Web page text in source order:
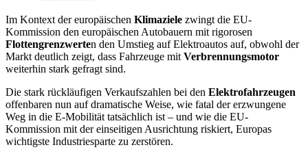
Im Kontext der europäischen Klimaziele zwingt die EU-
Kommission den europäischen Autobauern mit rigorosen
Flottengrenzwerten den Umstieg auf Elektroautos auf, obwohl der
Markt deutlich zeigt, dass Fahrzeuge mit Verbrennungsmotor
weiterhin stark gefragt sind.
Die stark rückläufigen Verkaufszahlen bei den Elektrofahrzeugen
offenbaren nun auf dramatische Weise, wie fatal der erzwungene
Weg in die E-Mobilität tatsächlich ist – und wie die EU-
Kommission mit der einseitigen Ausrichtung riskiert, Europas
wichtigste Industriesparte zu zerstören.